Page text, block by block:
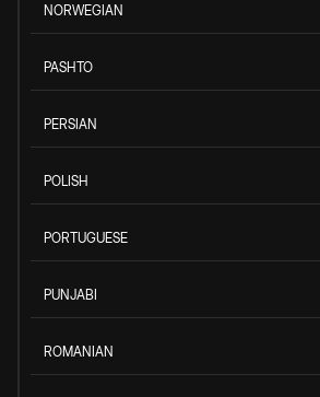
NORWEGIAN
PASHTO
PERSIAN
POLISH
PORTUGUESE
PUNJABI
ROMANIAN